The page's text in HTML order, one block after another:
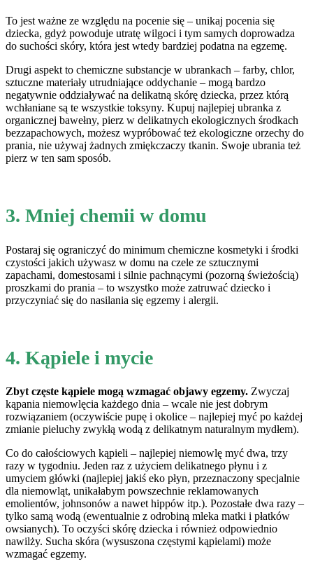
To jest ważne ze względu na pocenie się – unikaj pocenia się
dziecka, gdyż powoduje utratę wilgoci i tym samych doprowadza
do suchości skóry, która jest wtedy bardziej podatna na egzemę.
Drugi aspekt to chemiczne substancje w ubrankach – farby, chlor,
sztuczne materiały utrudniające oddychanie – mogą bardzo
negatywnie oddziaływać na delikatną skórę dziecka, przez którą
wchłaniane są te wszystkie toksyny. Kupuj najlepiej ubranka z
organicznej bawełny, pierz w delikatnych ekologicznych środkach
bezzapachowych, możesz wypróbować też ekologiczne orzechy do
prania, nie używaj żadnych zmiękczaczy tkanin. Swoje ubrania też
pierz w ten sam sposób.
3. Mniej chemii w domu
Postaraj się ograniczyć do minimum chemiczne kosmetyki i środki
czystości jakich używasz w domu na czele ze sztucznymi
zapachami, domestosami i silnie pachnącymi (pozorną świeżością)
proszkami do prania – to wszystko może zatruwać dziecko i
przyczyniać się do nasilania się egzemy i alergii.
4. Kąpiele i mycie
Zbyt częste kąpiele mogą wzmagać objawy egzemy. Zwyczaj
kąpania niemowlęcia każdego dnia – wcale nie jest dobrym
rozwiązaniem (oczywiście pupę i okolice – najlepiej myć po każdej
zmianie pieluchy zwykłą wodą z delikatnym naturalnym mydłem).
Co do całościowych kąpieli – najlepiej niemowlę myć dwa, trzy
razy w tygodniu. Jeden raz z użyciem delikatnego płynu i z
umyciem główki (najlepiej jakiś eko płyn, przeznaczony specjalnie
dla niemowląt, unikałabym powszechnie reklamowanych
emolientów, johnsonów a nawet hippów itp.). Pozostałe dwa razy –
tylko samą wodą (ewentualnie z odrobiną mleka matki i płatków
owsianych). To oczyści skórę dziecka i również odpowiednio
nawilży. Sucha skóra (wysuszona częstymi kąpielami) może
wzmagać egzemy.